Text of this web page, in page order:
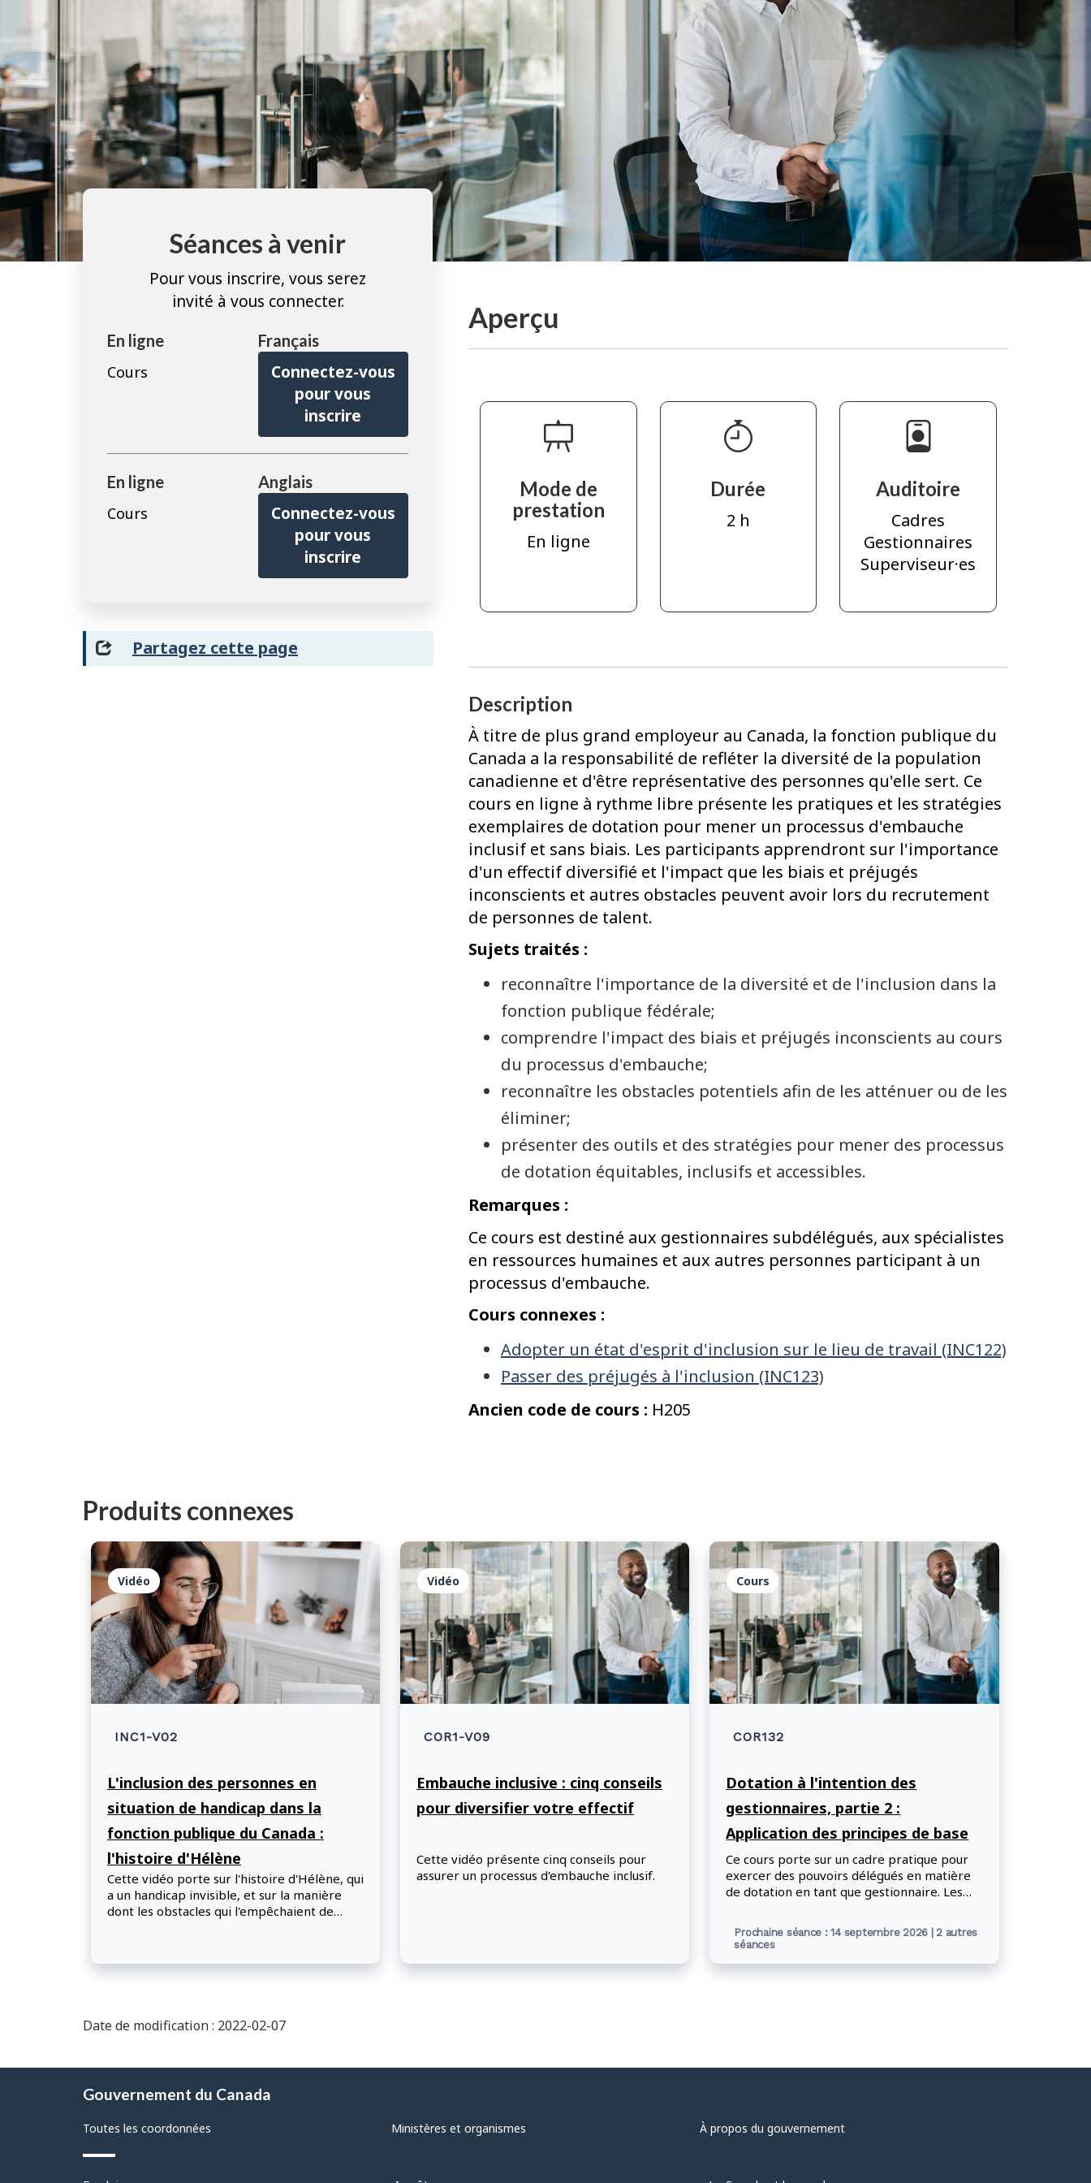
Séances à venir
Pour vous inscrire, vous serez
invité à vous connecter.
En ligne
Cours
Français
Connectez-vous
pour vous
inscrire
En ligne
Cours
Anglais
Connectez-vous
pour vous
inscrire
Partagez cette page
Aperçu
Mode de
prestation
En ligne
Durée
2 h
Auditoire
Cadres
Gestionnaires
Superviseur·es
Description
À titre de plus grand employeur au Canada, la fonction publique du
Canada a la responsabilité de refléter la diversité de la population
canadienne et d'être représentative des personnes qu'elle sert. Ce
cours en ligne à rythme libre présente les pratiques et les stratégies
exemplaires de dotation pour mener un processus d'embauche
inclusif et sans biais. Les participants apprendront sur l'importance
d'un effectif diversifié et l'impact que les biais et préjugés
inconscients et autres obstacles peuvent avoir lors du recrutement
de personnes de talent.
Sujets traités :
reconnaître l'importance de la diversité et de l'inclusion dans la
fonction publique fédérale;
comprendre l'impact des biais et préjugés inconscients au cours
du processus d'embauche;
reconnaître les obstacles potentiels afin de les atténuer ou de les
éliminer;
présenter des outils et des stratégies pour mener des processus
de dotation équitables, inclusifs et accessibles.
Remarques :
Ce cours est destiné aux gestionnaires subdélégués, aux spécialistes
en ressources humaines et aux autres personnes participant à un
processus d'embauche.
Cours connexes :
Adopter un état d'esprit d'inclusion sur le lieu de travail (INC122)
Passer des préjugés à l'inclusion (INC123)
Ancien code de cours : H205
Produits connexes
Vidéo
INC1-V02
L'inclusion des personnes en
situation de handicap dans la
fonction publique du Canada :
l'histoire d'Hélène
Cette vidéo porte sur l'histoire d'Hélène, qui
a un handicap invisible, et sur la manière
dont les obstacles qui l'empêchaient de
Vidéo
COR1-V09
Embauche inclusive : cinq conseils
pour diversifier votre effectif
Cette vidéo présente cinq conseils pour
assurer un processus d'embauche inclusif.
Cours
COR132
Dotation à l'intention des
gestionnaires, partie 2 :
Application des principes de base
Ce cours porte sur un cadre pratique pour
exercer des pouvoirs délégués en matière
de dotation en tant que gestionnaire. Les
situation qui les amèneront à réfléchir aux
considérations à prendre en compte tout au
implications de chacune d'elles, ainsi qu'à
Prochaine séance : 14 septembre 2026 | 2 autres
séances
Date de modification : 2022-02-07
Gouvernement du Canada
Toutes les coordonnées Ministères et organismes À propos du gouvernement